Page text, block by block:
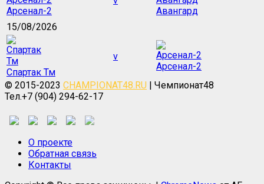
Арсенал-2
Авангард
15/08/2026
Спартак Тм
v
Арсенал-2
© 2015-2023 CHAMPIONAT48.RU | Чемпионат48
Тел.+7 (904) 294-62-17
О проекте
Обратная связь
Контакты